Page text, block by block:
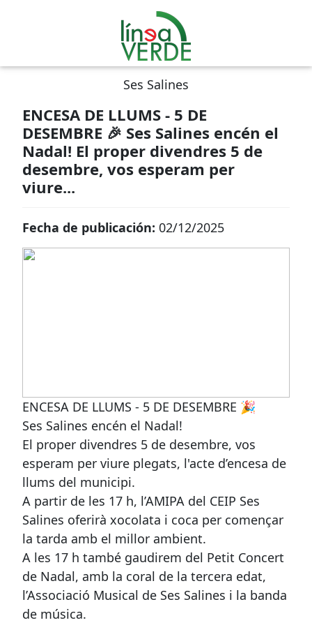
Ses Salines
ENCESA DE LLUMS - 5 DE
DESEMBRE 🎉 Ses Salines encén el
Nadal! El proper divendres 5 de
desembre, vos esperam per
viure...
Fecha de publicación: 02/12/2025
ENCESA DE LLUMS - 5 DE DESEMBRE 🎉
Ses Salines encén el Nadal!
El proper divendres 5 de desembre, vos
esperam per viure plegats, l'acte d’encesa de
llums del municipi.
A partir de les 17 h, l’AMIPA del CEIP Ses
Salines oferirà xocolata i coca per començar
la tarda amb el millor ambient.
A les 17 h també gaudirem del Petit Concert
de Nadal, amb la coral de la tercera edat,
l’Associació Musical de Ses Salines i la banda
de música.